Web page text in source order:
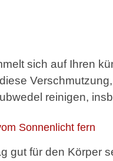
sich auf Ihren
reinigen,
Sonnenlicht fern
gut für den Körper